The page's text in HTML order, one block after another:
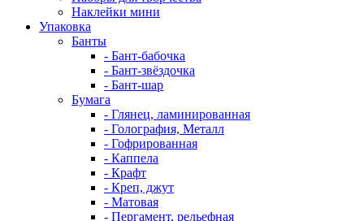
Наклейки мини
Упаковка
Банты
- Бант-бабочка
- Бант-звёздочка
- Бант-шар
Бумага
- Глянец, ламинированная
- Голография, Металл
- Гофрированная
- Каппела
- Крафт
- Креп, джут
- Матовая
- Пергамент, рельефная